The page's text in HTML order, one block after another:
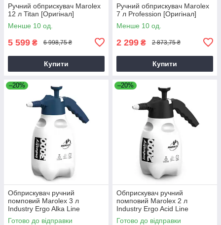
Ручний обприскувач Marolex
12 л Titan [Оригінал]
Менше 10 од.
5 599 ₴ 6 998,75 ₴
Купити
Ручний обприскувач Marolex
7 л Profession [Оригінал]
Менше 10 од.
2 299 ₴ 2 873,75 ₴
Купити
–20%
Обприскувач ручний
помповий Marolex 3 л
Industry Ergo Alka Line
[Оригінал]
Готово до відправки
–20%
Обприскувач ручний
помповий Marolex 2 л
Industry Ergo Acid Line
[Оригінал]
Готово до відправки